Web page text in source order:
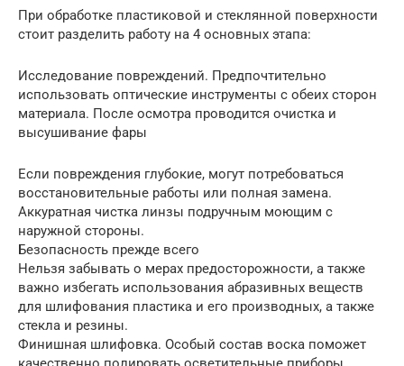
При обработке пластиковой и стеклянной поверхности
стоит разделить работу на 4 основных этапа:
Исследование повреждений. Предпочтительно
использовать оптические инструменты с обеих сторон
материала. После осмотра проводится очистка и
высушивание фары
Если повреждения глубокие, могут потребоваться
восстановительные работы или полная замена.
Аккуратная чистка линзы подручным моющим с
наружной стороны.
Безопасность прежде всего
Нельзя забывать о мерах предосторожности, а также
важно избегать использования абразивных веществ
для шлифования пластика и его производных, а также
стекла и резины.
Финишная шлифовка. Особый состав воска поможет